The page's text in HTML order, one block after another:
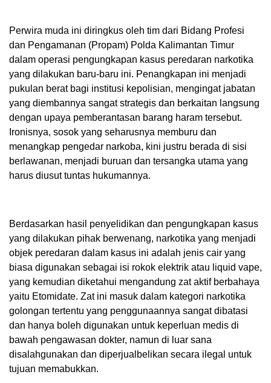
Perwira muda ini diringkus oleh tim dari Bidang Profesi
dan Pengamanan (Propam) Polda Kalimantan Timur
dalam operasi pengungkapan kasus peredaran narkotika
yang dilakukan baru-baru ini. Penangkapan ini menjadi
pukulan berat bagi institusi kepolisian, mengingat jabatan
yang diembannya sangat strategis dan berkaitan langsung
dengan upaya pemberantasan barang haram tersebut.
Ironisnya, sosok yang seharusnya memburu dan
menangkap pengedar narkoba, kini justru berada di sisi
berlawanan, menjadi buruan dan tersangka utama yang
harus diusut tuntas hukumannya.
Berdasarkan hasil penyelidikan dan pengungkapan kasus
yang dilakukan pihak berwenang, narkotika yang menjadi
objek peredaran dalam kasus ini adalah jenis cair yang
biasa digunakan sebagai isi rokok elektrik atau liquid vape,
yang kemudian diketahui mengandung zat aktif berbahaya
yaitu Etomidate. Zat ini masuk dalam kategori narkotika
golongan tertentu yang penggunaannya sangat dibatasi
dan hanya boleh digunakan untuk keperluan medis di
bawah pengawasan dokter, namun di luar sana
disalahgunakan dan diperjualbelikan secara ilegal untuk
tujuan memabukkan.